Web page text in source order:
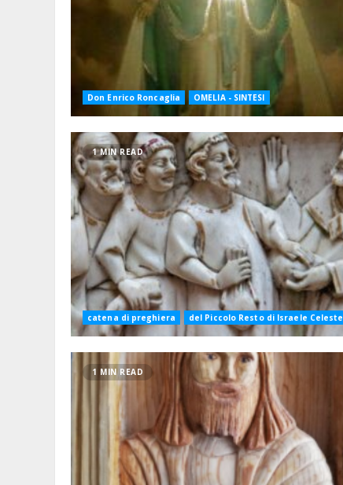
Don Enrico Roncaglia OMELIA - SINTESI
1 MIN READ
catena di preghiera del Piccolo Resto di Israele Celeste
1 MIN READ